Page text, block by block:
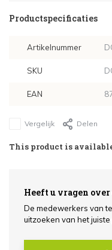
Productspecificaties
Artikelnummer
SKU
EAN
Vergelijk Delen
This product is
Heeft u vragen
De medewerkers van
uitzoeken van het juiste